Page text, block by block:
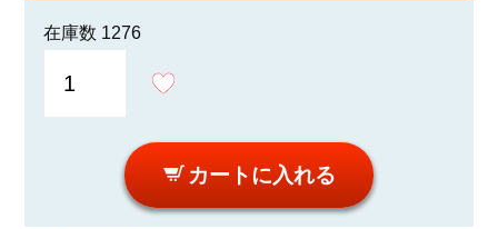
在庫数 1276
カートに入れる